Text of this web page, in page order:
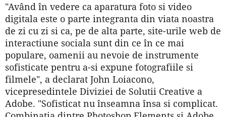
"Având în vedere ca aparatura foto si video
digitala este o parte integranta din viata noastra
de zi cu zi si ca, pe de alta parte, site-urile web de
interactiune sociala sunt din ce în ce mai
populare, oamenii au nevoie de instrumente
sofisticate pentru a-si expune fotografiile si
filmele", a declarat John Loiacono,
vicepresedintele Diviziei de Solutii Creative a
Adobe. "Sofisticat nu înseamna însa si complicat.